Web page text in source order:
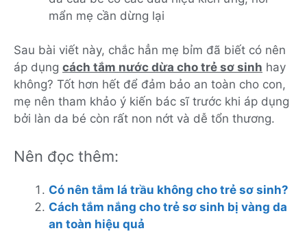
mẩn mẹ cần dừng lại
Sau bài viết này, chắc hẳn mẹ bỉm đã biết có nên
áp dụng cách tắm nước dừa cho trẻ sơ sinh hay
không? Tốt hơn hết để đảm bảo an toàn cho con,
mẹ nên tham khảo ý kiến bác sĩ trước khi áp dụng
bởi làn da bé còn rất non nớt và dễ tổn thương.
Nên đọc thêm:
Có nên tắm lá trầu không cho trẻ sơ sinh?
Cách tắm nắng cho trẻ sơ sinh bị vàng da
an toàn hiệu quả